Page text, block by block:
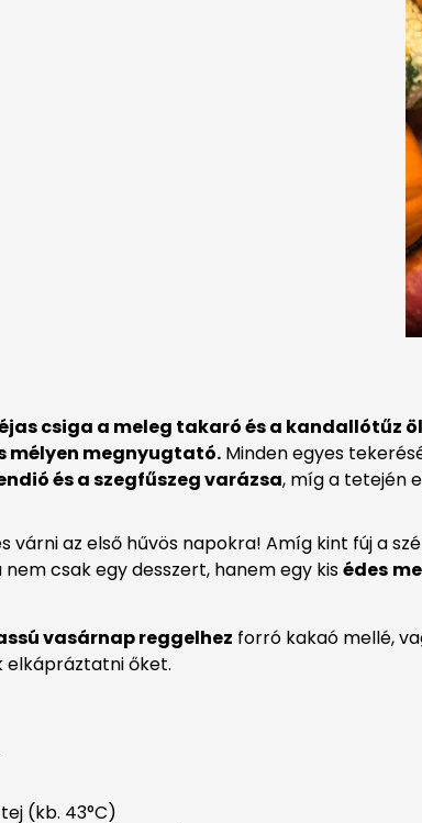
csiga a meleg takaró és a kandallótűz
mélyen megnyugtató. Minden egyes
és a szegfűszeg varázsa, míg a tetején
az első hűvös napokra! Amíg kint fúj a
nem csak egy desszert, hanem egy kisédes
vasárnap reggelhez forró kakaó mellé,
elkápráztatni őket.
(kb. 43°C)